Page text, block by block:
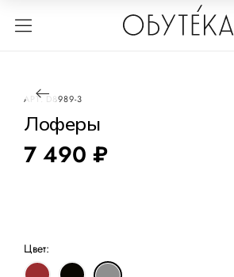
АРТ. D8989-3
Лоферы
7 490 ₽
Цвет: